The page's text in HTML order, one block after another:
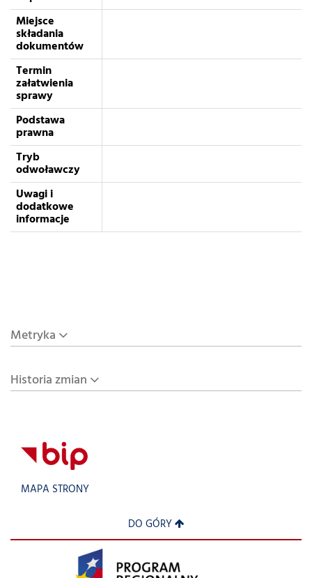
Miejsce
składania
dokumentów
Termin
załatwienia
sprawy
Podstawa
prawna
Tryb
odwoławczy
Uwagi i
dodatkowe
informacje
Metryka
Historia zmian
MAPA STRONY
DO GÓRY